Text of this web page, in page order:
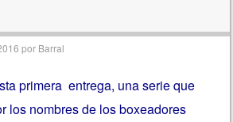
por Barral
primera entrega, una serie que
los nombres de los boxeadores